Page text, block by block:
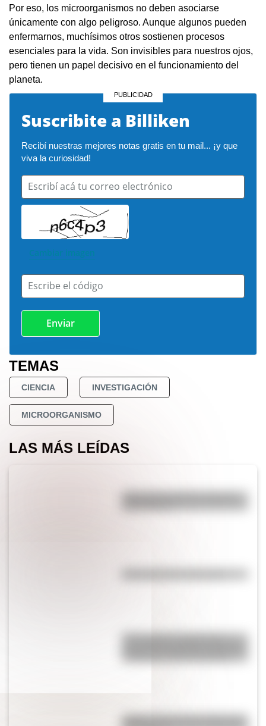
Por eso, los microorganismos no deben asociarse
únicamente con algo peligroso. Aunque algunos pueden
enfermarnos, muchísimos otros sostienen procesos
esenciales para la vida. Son invisibles para nuestros ojos,
pero tienen un papel decisivo en el funcionamiento del
planeta.
Suscribite a Billiken
Recibí nuestras mejores notas gratis en tu mail... ¡y que
viva la curiosidad!
Escribí acá tu correo electrónico
Cambiar imagen
Escribe el código
TEMAS
CIENCIA INVESTIGACIÓN
MICROORGANISMO
LAS MÁS LEÍDAS
¿Por qué los perros se ponen
17 de agosto: actividades y
y segundo ciclo de primaria
¿Sabías cómo fue la infancia de